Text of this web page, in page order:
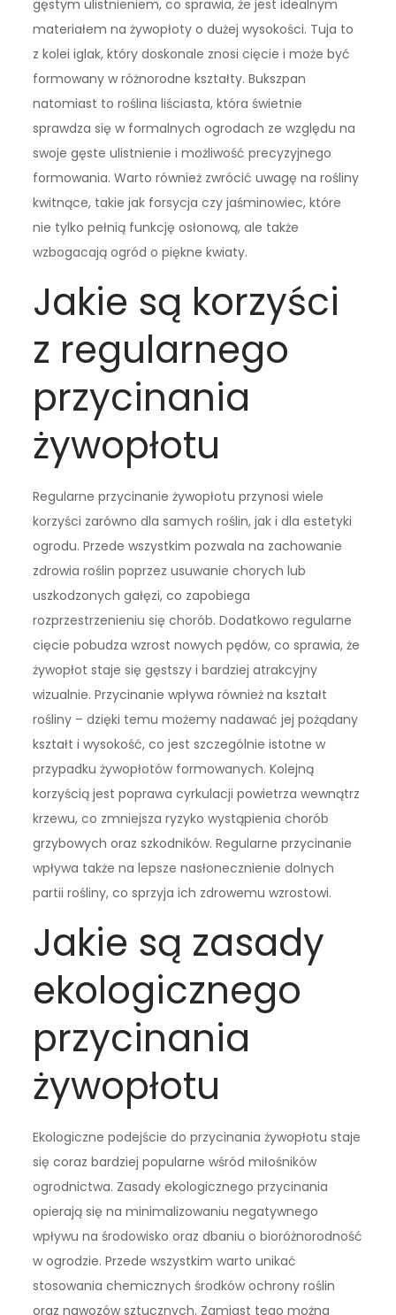
gęstym ulistnieniem, co sprawia, że jest idealnym
materiałem na żywopłoty o dużej wysokości. Tuja to
z kolei iglak, który doskonale znosi cięcie i może być
formowany w różnorodne kształty. Bukszpan
natomiast to roślina liściasta, która świetnie
sprawdza się w formalnych ogrodach ze względu na
swoje gęste ulistnienie i możliwość precyzyjnego
formowania. Warto również zwrócić uwagę na rośliny
kwitnące, takie jak forsycja czy jaśminowiec, które
nie tylko pełnią funkcję osłonową, ale także
wzbogacają ogród o piękne kwiaty.
Jakie są korzyści
z regularnego
przycinania
żywopłotu
Regularne przycinanie żywopłotu przynosi wiele
korzyści zarówno dla samych roślin, jak i dla estetyki
ogrodu. Przede wszystkim pozwala na zachowanie
zdrowia roślin poprzez usuwanie chorych lub
uszkodzonych gałęzi, co zapobiega
rozprzestrzenieniu się chorób. Dodatkowo regularne
cięcie pobudza wzrost nowych pędów, co sprawia, że
żywopłot staje się gęstszy i bardziej atrakcyjny
wizualnie. Przycinanie wpływa również na kształt
rośliny – dzięki temu możemy nadawać jej pożądany
kształt i wysokość, co jest szczególnie istotne w
przypadku żywopłotów formowanych. Kolejną
korzyścią jest poprawa cyrkulacji powietrza wewnątrz
krzewu, co zmniejsza ryzyko wystąpienia chorób
grzybowych oraz szkodników. Regularne przycinanie
wpływa także na lepsze nasłonecznienie dolnych
partii rośliny, co sprzyja ich zdrowemu wzrostowi.
Jakie są zasady
ekologicznego
przycinania
żywopłotu
Ekologiczne podejście do przycinania żywopłotu staje
się coraz bardziej popularne wśród miłośników
ogrodnictwa. Zasady ekologicznego przycinania
opierają się na minimalizowaniu negatywnego
wpływu na środowisko oraz dbaniu o bioróżnorodność
w ogrodzie. Przede wszystkim warto unikać
stosowania chemicznych środków ochrony roślin
oraz nawozów sztucznych. Zamiast tego można